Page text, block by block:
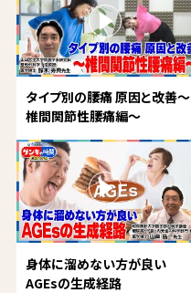
タイプ別の腰痛 原因と改善～
椎間関節性腰痛編～
身体に溜めない方が良い
AGEsの生成経路